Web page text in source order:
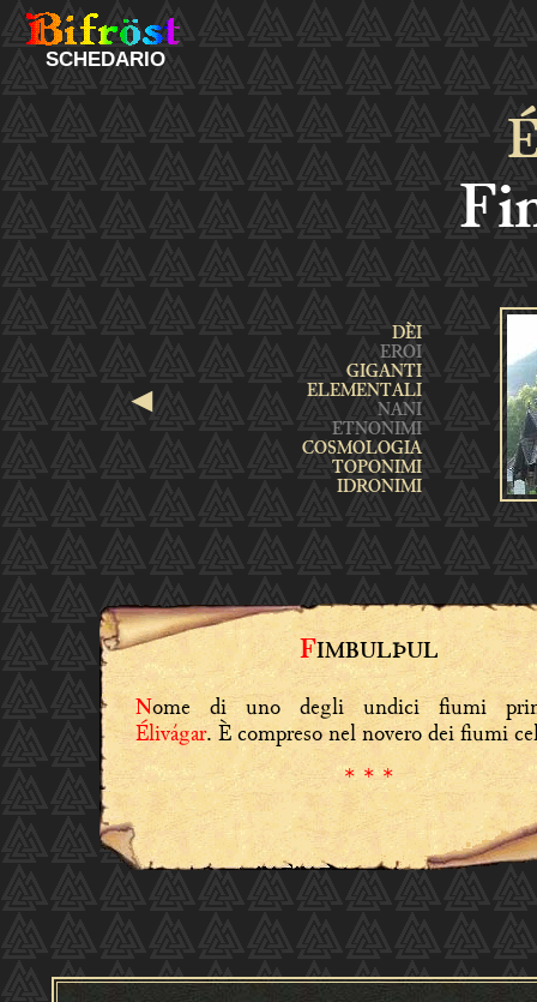
SCHEDARIO
◄
FIMBULÞUL
Nome di uno degli undici fiumi
Élivágar. È compreso nel novero dei fiumi
* * *